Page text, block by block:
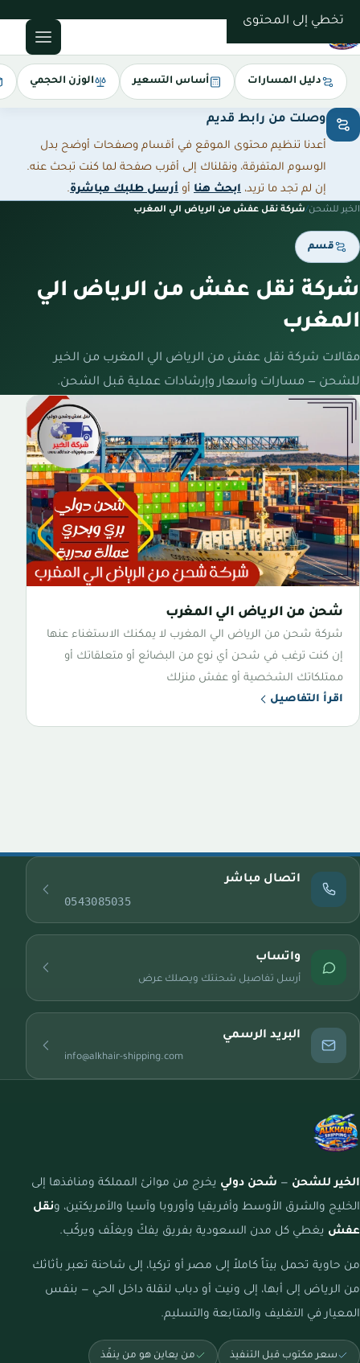
تخطي إلى المحتوى
دليل المسارات أساس التسعير الوزن الحجمي
وصلت من رابط قديم
أعدنا تنظيم محتوى الموقع في أقسام وصفحات أوضح بدل
الوسوم المتفرقة، ونقلناك إلى أقرب صفحة لما كنت تبحث عنه.
إن لم تجد ما تريد، ابحث هنا أو أرسل طلبك مباشرة.
الخير للشحن/شركة نقل عفش من الرياض الي المغرب
قسم
شركة نقل عفش من الرياض الي
المغرب
مقالات شركة نقل عفش من الرياض الي المغرب من الخير
للشحن — مسارات وأسعار وإرشادات عملية قبل الشحن.
شحن من الرياض الي المغرب
شركة شحن من الرياض الي المغرب لا يمكنك الاستغناء عنها
إن كنت ترغب في شحن أي نوع من البضائع أو متعلقاتك أو
ممتلكاتك الشخصية أو عفش منزلك
اقرأ التفاصيل
اتصال مباشر
0543085035
واتساب
أرسل تفاصيل شحنتك ويصلك عرض
البريد الرسمي
info@alkhair-shipping.com
الخير للشحن — شحن دولي يخرج من موانئ المملكة ومنافذها إلى
الخليج والشرق الأوسط وأفريقيا وأوروبا وآسيا والأمريكتين، ونقل
عفش يغطي كل مدن السعودية بفريق يفكّ ويغلّف ويركّب.
من حاوية تحمل بيتاً كاملاً إلى مصر أو تركيا، إلى شاحنة تعبر بأثاثك
من الرياض إلى أبها، إلى ونيت أو دباب لنقلة داخل الحي — بنفس
المعيار في التغليف والمتابعة والتسليم.
سعر مكتوب قبل التنفيذ من يعاين هو من ينفّذ